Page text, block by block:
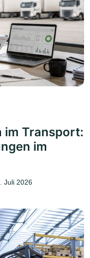
im Transport:
im
Juli 2026